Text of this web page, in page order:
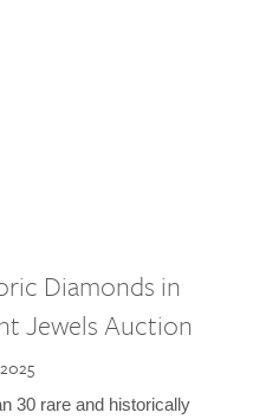
Diamonds in
Jewels Auction
30 rare and historically